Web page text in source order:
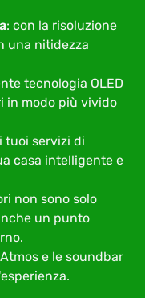
: con la risoluzione
una nitidezza
tecnologia OLED
in modo più vivido
tuoi servizi di
casa intelligente e
non sono solo
un punto
e le soundbar